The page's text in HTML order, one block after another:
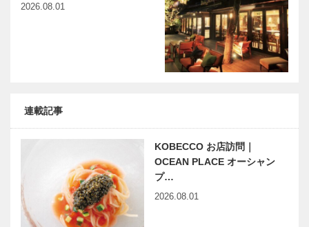
2026.08.01
連載記事
KOBECCO お店訪問｜
OCEAN PLACE オーシャン
プ…
2026.08.01